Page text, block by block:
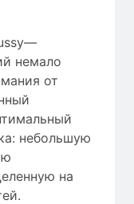
немало
от
небольшую
на